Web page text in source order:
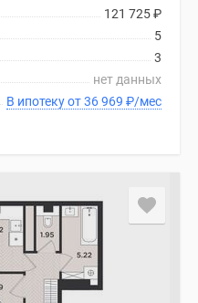
121 725₽
5
3
нет данных
В ипотеку от 36 969 ₽/мес